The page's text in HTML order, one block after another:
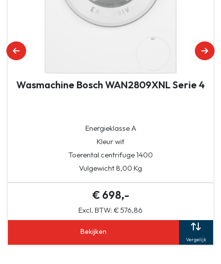
Wasmachine Bosch WAN2809XNL Serie 4
Energieklasse A
Kleur wit
Toerental centrifuge 1400
Vulgewicht 8,00 Kg
€ 698,-
Excl. BTW: € 576,86
Bekijken
Vergelijk